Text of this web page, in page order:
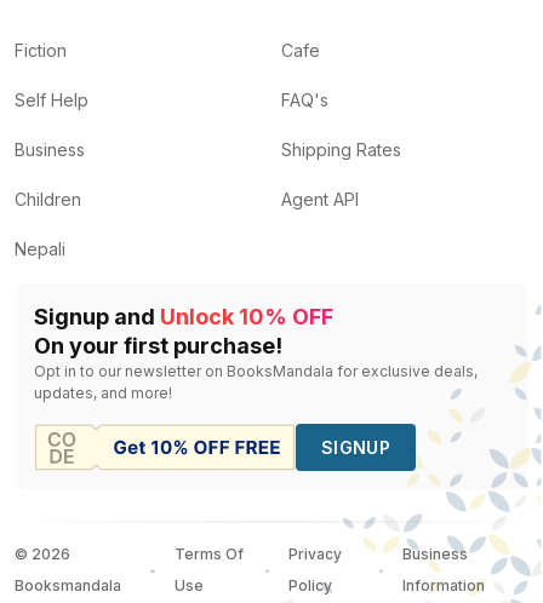
Fiction
Self Help
Business
Children
Nepali
Cafe
FAQ's
Shipping Rates
Agent API
Signup and Unlock 10% OFF
On your first purchase!
Opt in to our newsletter on BooksMandala for exclusive deals,
updates, and more!
SIGNUP
© 2026
Booksmandala
Terms Of
Use
Privacy
Policy
Business
Information